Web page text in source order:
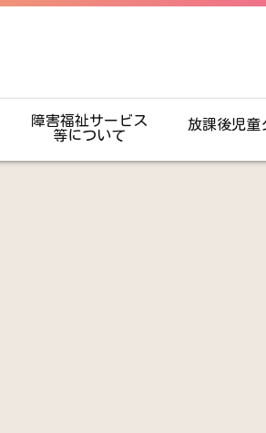
障害福祉サービス
等について
放課後児童